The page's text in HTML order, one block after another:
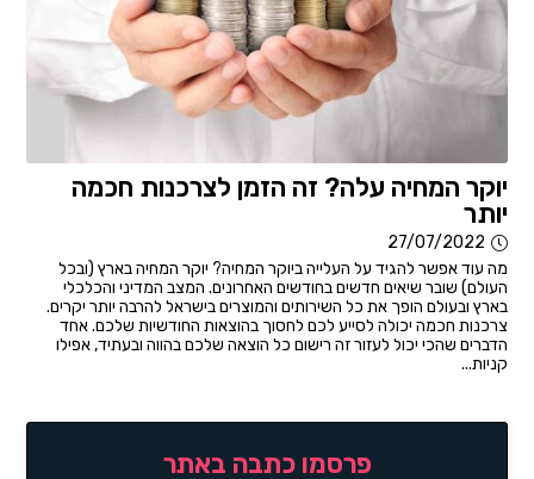
יוקר המחיה עלה? זה הזמן לצרכנות חכמה
יותר
27/07/2022
מה עוד אפשר להגיד על העלייה ביוקר המחיה? יוקר המחיה בארץ (ובכל
העולם) שובר שיאים חדשים בחודשים האחרונים. המצב המדיני והכלכלי
בארץ ובעולם הופך את כל השירותים והמוצרים בישראל להרבה יותר יקרים.
צרכנות חכמה יכולה לסייע לכם לחסוך בהוצאות החודשיות שלכם. אחד
הדברים שהכי יכול לעזור זה רישום כל הוצאה שלכם בהווה ובעתיד, אפילו
קניות...
פרסמו כתבה באתר